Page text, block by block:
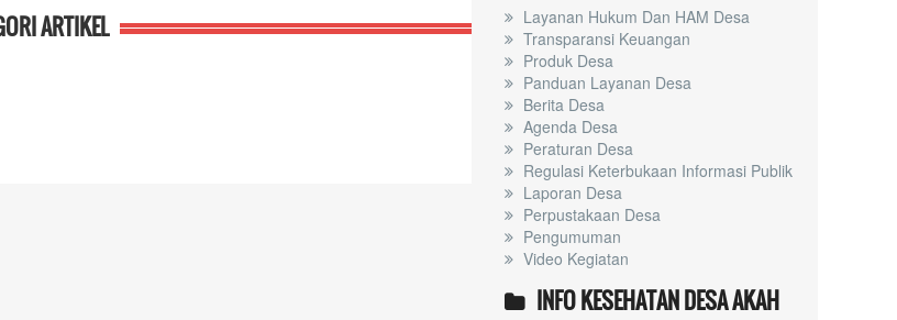
ARTIKEL
Layanan Hukum Dan HAM Desa
Transparansi Keuangan
Produk Desa
Panduan Layanan Desa
Berita Desa
Agenda Desa
Peraturan Desa
Regulasi Keterbukaan Informasi Publik
Laporan Desa
Perpustakaan Desa
Pengumuman
Video Kegiatan
INFO KESEHATAN DESA AKAH